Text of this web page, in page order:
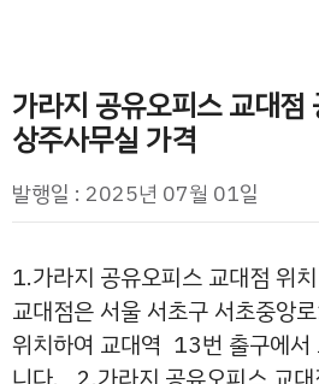
가라지 공유오피스 교대점
상주사무실 가격
발행일 : 2025년 07월 01일
1.가라지 공유오피스 교대점 위
교대점은 서울 서초구 서초중앙
위치하여 교대역 13번 출구에서